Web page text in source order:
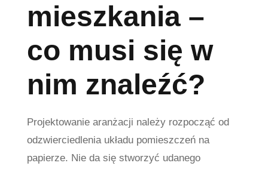
mieszkania –
co musi się w
nim znaleźć?
Projektowanie aranżacji należy rozpocząć od
odzwierciedlenia układu pomieszczeń na
papierze. Nie da się stworzyć udanego